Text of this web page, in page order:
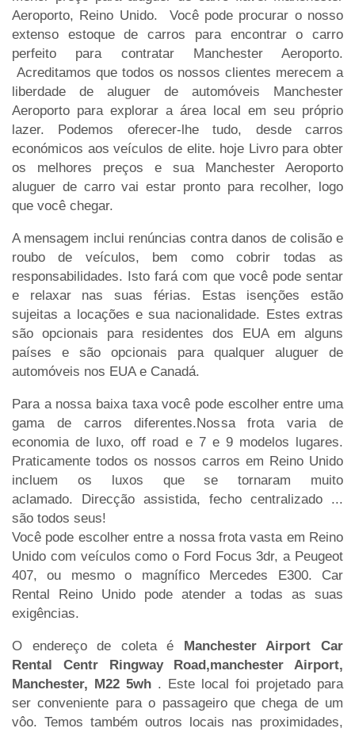
Aeroporto, Reino Unido. Você pode procurar o nosso
extenso estoque de carros para encontrar o carro
perfeito para contratar Manchester Aeroporto.
Acreditamos que todos os nossos clientes merecem a
liberdade de aluguer de automóveis Manchester
Aeroporto para explorar a área local em seu próprio
lazer. Podemos oferecer-lhe tudo, desde carros
económicos aos veículos de elite. hoje Livro para obter
os melhores preços e sua Manchester Aeroporto
aluguer de carro vai estar pronto para recolher, logo
que você chegar.
A mensagem inclui renúncias contra danos de colisão e
roubo de veículos, bem como cobrir todas as
responsabilidades. Isto fará com que você pode sentar
e relaxar nas suas férias. Estas isenções estão
sujeitas a locações e sua nacionalidade. Estes extras
são opcionais para residentes dos EUA em alguns
países e são opcionais para qualquer aluguer de
automóveis nos EUA e Canadá.
Para a nossa baixa taxa você pode escolher entre uma
gama de carros diferentes.Nossa frota varia de
economia de luxo, off road e 7 e 9 modelos lugares.
Praticamente todos os nossos carros em Reino Unido
incluem os luxos que se tornaram muito
aclamado. Direcção assistida, fecho centralizado ...
são todos seus!
Você pode escolher entre a nossa frota vasta em Reino
Unido com veículos como o Ford Focus 3dr, a Peugeot
407, ou mesmo o magnífico Mercedes E300. Car
Rental Reino Unido pode atender a todas as suas
exigências.
O endereço de coleta é Manchester Airport Car
Rental Centr Ringway Road,manchester Airport,
Manchester, M22 5wh . Este local foi projetado para
ser conveniente para o passageiro que chega de um
vôo. Temos também outros locais nas proximidades,